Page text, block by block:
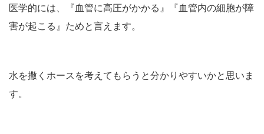
医学的には、『血管に高圧がかかる』『血管内の細胞が障
害が起こる』ためと言えます。
水を撒くホースを考えてもらうと分かりやすいかと思いま
す。